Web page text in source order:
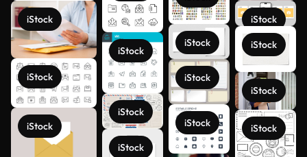
iStock
iStock
iStock
iStock
iStock
iStock
iStock
iStock
iStock
iStock
iStock
iStock
iStock